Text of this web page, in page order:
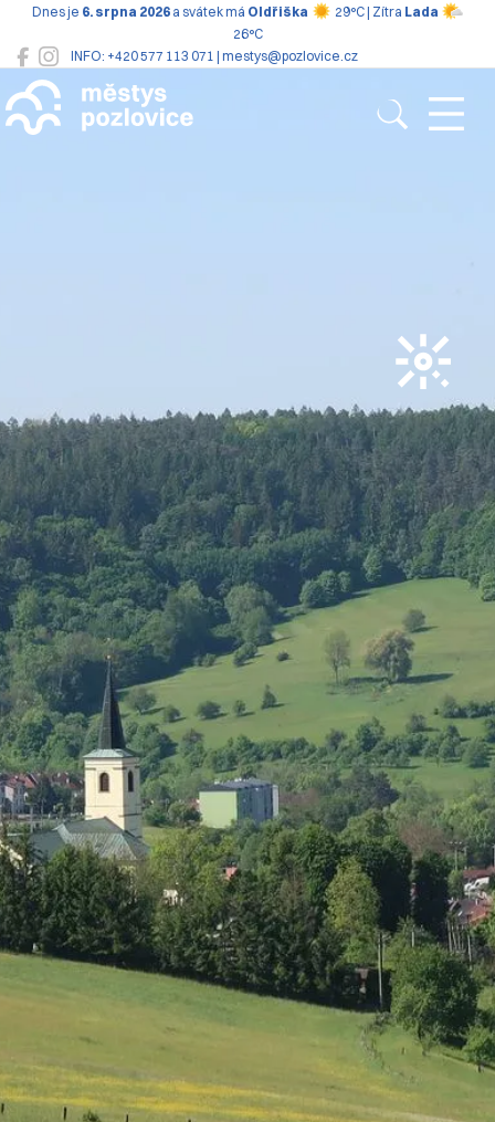
INFO: +420 577 113 071 | mestys@pozlovice.cz
Dnes je 6. srpna 2026 a svátek má Oldřiška 29°C | Zítra Lada
26°C
Pozlovice